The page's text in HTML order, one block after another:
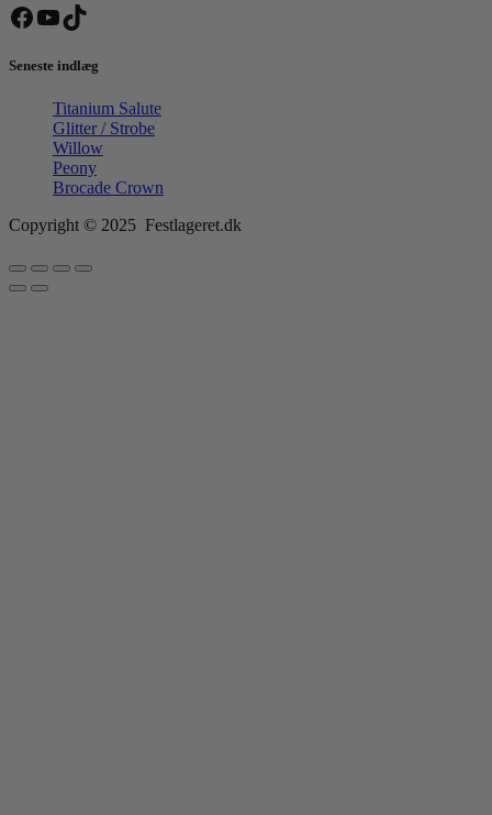
Facebook
YouTube
TikTok
Seneste indlæg
Titanium Salute
Glitter / Strobe
Willow
Peony
Brocade Crown
Copyright © 2025 Festlageret.dk